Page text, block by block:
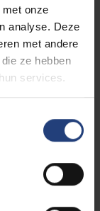
onze
analyse. Deze
met andere
ze hebben
services.